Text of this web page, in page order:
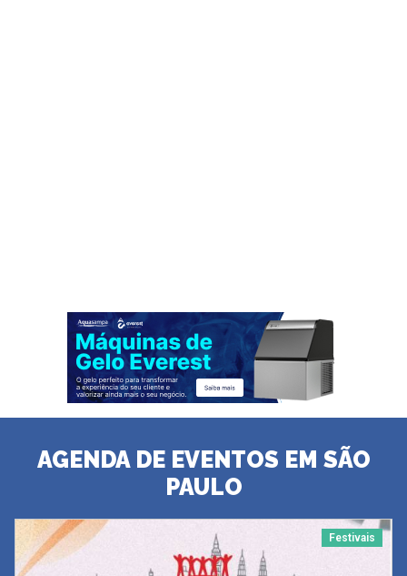
AGENDA DE EVENTOS EM SÃO
PAULO
Festivais